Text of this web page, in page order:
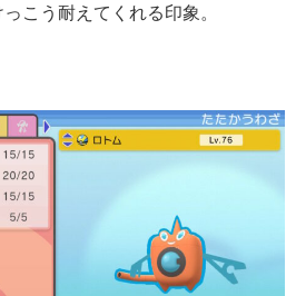
こう耐えてくれる印象。